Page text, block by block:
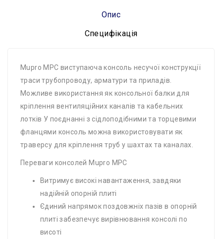
Опис
Специфікація
Mupro MPC виступаюча консоль несучої конструкції
траси трубопроводу, арматури та приладів.
Можливе використання як консольної балки для
кріплення вентиляційних каналів та кабельних
лотків У поєднанні з сідлоподібними та торцевими
фланцями консоль можна використовувати як
траверсу для кріплення труб у шахтах та каналах.
Переваги консолей Mupro MPC
Витримує високі навантаження, завдяки
надійній опорній плиті
Єдиний напрямок поздовжніх пазів в опорній
плиті забезпечує вирівнювання консолі по
висоті